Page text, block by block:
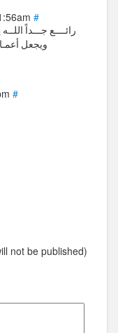
#
رائــــع جـــداً
ويجعل
#
not be published)